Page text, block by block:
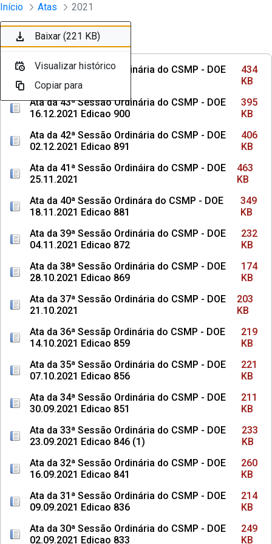
Pular para o Conteúdo principal
Sessões e Reuniões - Documentos
Início Atas 2021
Ordenar Filtro
Ata da 44ª Sessão Ordinária do CSMP - DOE
13.01.2022 Edicao 914
434
KB
Ata da 43ª Sessão Ordinária do CSMP - DOE
16.12.2021 Edicao 900
395
KB
Ata da 42ª Sessão Ordinária do CSMP - DOE
02.12.2021 Edicao 891
406
KB
Ata da 41ª Sessão Ordináira do CSMP - DOE
25.11.2021
463
KB
Ata da 40ª Sessão Ordinára do CSMP - DOE
18.11.2021 Edicao 881
349
KB
Ata da 39ª Sessão Ordinária do CSMP - DOE
04.11.2021 Edicao 872
232
KB
Ata da 38ª Sessão Ordinária do CSMP - DOE
28.10.2021 Edicao 869
174
KB
Ata da 37ª Sessão Ordinária do CSMP - DOE
21.10.2021
203
KB
Ata da 36ª Sessãp Ordinária do CSMP - DOE
14.10.2021 Edicao 859
219
KB
Ata da 35ª Sessão Ordinária do CSMP - DOE
07.10.2021 Edicao 856
221
KB
Ata da 34ª Sessão Ordinária do CSMP - DOE
30.09.2021 Edicao 851
211
KB
Ata da 33ª Sessão Ordinária do CSMP - DOE
23.09.2021 Edicao 846 (1)
233
KB
Ata da 32ª Sessão Ordinária do CSMP - DOE
16.09.2021 Edicao 841
260
KB
Ata da 31ª Sessão Ordinária do CSMP - DOE
09.09.2021 Edicao 836
214
KB
Ata da 30ª Sessão Ordinária do CSMP - DOE
02.09.2021 Edicao 833
249
KB
Baixar (434 KB)
Visualizar histórico
Copiar para
Baixar (395 KB)
Visualizar histórico
Copiar para
Baixar (406 KB)
Visualizar histórico
Copiar para
Baixar (463 KB)
Visualizar histórico
Copiar para
Baixar (349 KB)
Visualizar histórico
Copiar para
Baixar (232 KB)
Visualizar histórico
Copiar para
Baixar (174 KB)
Visualizar histórico
Copiar para
Baixar (203 KB)
Visualizar histórico
Copiar para
Baixar (219 KB)
Visualizar histórico
Copiar para
Baixar (221 KB)
Visualizar histórico
Copiar para